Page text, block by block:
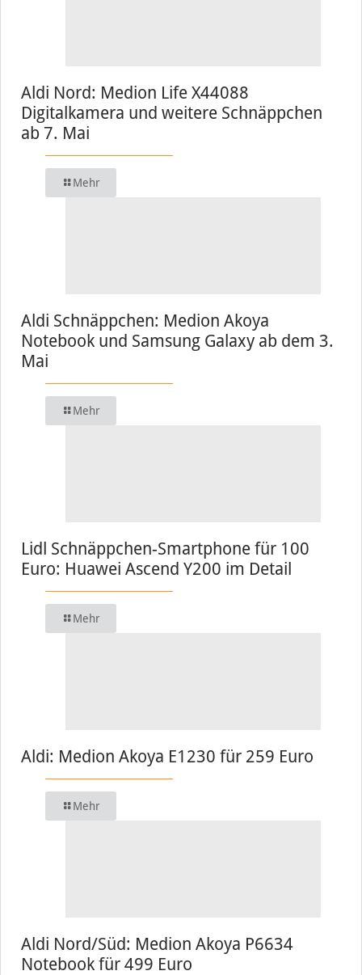
Aldi Nord: Medion Life X44088
Digitalkamera und weitere Schnäppchen
ab 7. Mai
Mehr
Aldi Schnäppchen: Medion Akoya
Notebook und Samsung Galaxy ab dem 3.
Mai
Mehr
Lidl Schnäppchen-Smartphone für 100
Euro: Huawei Ascend Y200 im Detail
Mehr
Aldi: Medion Akoya E1230 für 259 Euro
Mehr
Aldi Nord/Süd: Medion Akoya P6634
Notebook für 499 Euro